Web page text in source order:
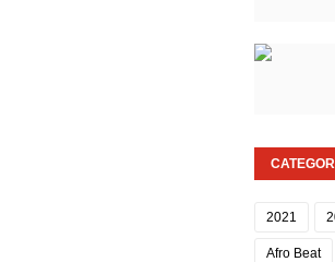
2021
Afro Beat